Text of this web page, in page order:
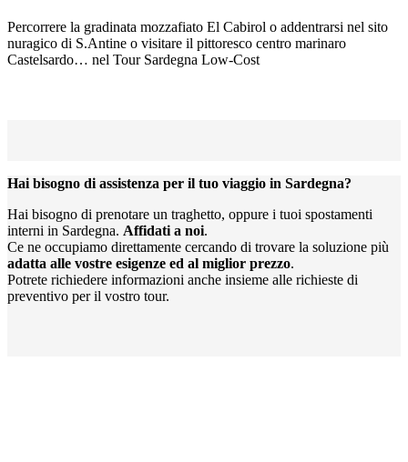
Percorrere la gradinata mozzafiato El Cabirol o addentrarsi nel sito
nuragico di S.Antine o visitare il pittoresco centro marinaro
Castelsardo… nel Tour Sardegna Low-Cost
Hai bisogno di assistenza per il tuo viaggio in Sardegna?
Hai bisogno di prenotare un traghetto, oppure i tuoi spostamenti
interni in Sardegna. Affidati a noi.
Ce ne occupiamo direttamente cercando di trovare la soluzione più
adatta alle vostre esigenze ed al miglior prezzo.
Potrete richiedere informazioni anche insieme alle richieste di
preventivo per il vostro tour.